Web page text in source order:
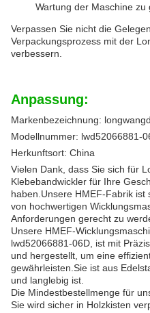
Wartung der Maschine zu
Verpassen Sie nicht die
Verpackungsprozess mit der
verbessern.
Anpassung:
Markenbezeichnung:
Modellnummer: lwd52066881-
Herkunftsort: China
Vielen Dank, dass Sie sich für
Klebebandwickler für Ihre
haben.Unsere HMEF-Fabrik ist
von hochwertigen
Anforderungen gerecht zu
Unsere HMEF-
lwd52066881-06D, ist mit
und hergestellt, um eine
gewährleisten.Sie ist aus
und langlebig ist.
Die Mindestbestellmenge für
Sie wird sicher in Holzkisten